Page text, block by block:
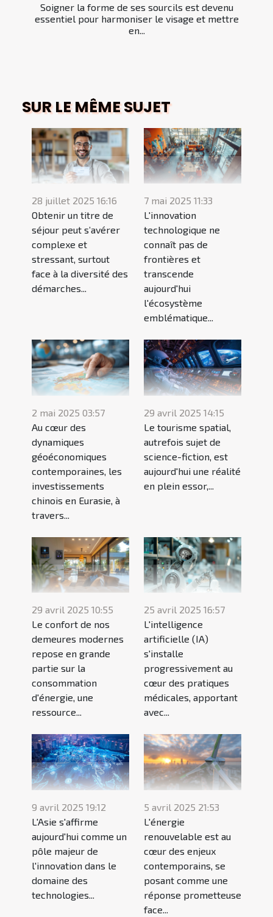
Soigner la forme de ses sourcils est devenu
essentiel pour harmoniser le visage et mettre
en...
SUR LE MÊME SUJET
28 juillet 2025 16:16
Obtenir un titre de
séjour peut s’avérer
complexe et
stressant, surtout
face à la diversité des
démarches...
7 mai 2025 11:33
L'innovation
technologique ne
connaît pas de
frontières et
transcende
aujourd'hui
l'écosystème
emblématique...
2 mai 2025 03:57
Au cœur des
dynamiques
géoéconomiques
contemporaines, les
investissements
chinois en Eurasie, à
travers...
29 avril 2025 14:15
Le tourisme spatial,
autrefois sujet de
science-fiction, est
aujourd'hui une réalité
en plein essor,...
29 avril 2025 10:55
Le confort de nos
demeures modernes
repose en grande
partie sur la
consommation
d'énergie, une
ressource...
25 avril 2025 16:57
L'intelligence
artificielle (IA)
s'installe
progressivement au
cœur des pratiques
médicales, apportant
avec...
9 avril 2025 19:12
L'Asie s'affirme
aujourd'hui comme un
pôle majeur de
l'innovation dans le
domaine des
technologies...
5 avril 2025 21:53
L'énergie
renouvelable est au
cœur des enjeux
contemporains, se
posant comme une
réponse prometteuse
face...